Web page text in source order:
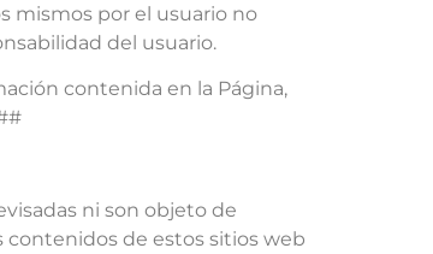
mismos por el usuario no
del usuario.
contenida en la Página,
ni son objeto de
de estos sitios web